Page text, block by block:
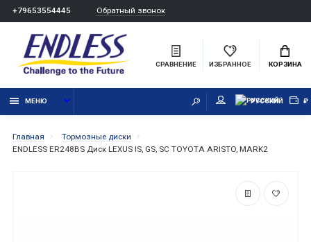
+79653554445 Обратный звонок
СРАВНЕНИЕ ИЗБРАННОЕ КОРЗИНА
МЕНЮ РУССКИЙ ₽
Главная
Тормозные диски
ENDLESS ER248BS Диск LEXUS IS, GS, SC TOYOTA ARISTO, MARK2